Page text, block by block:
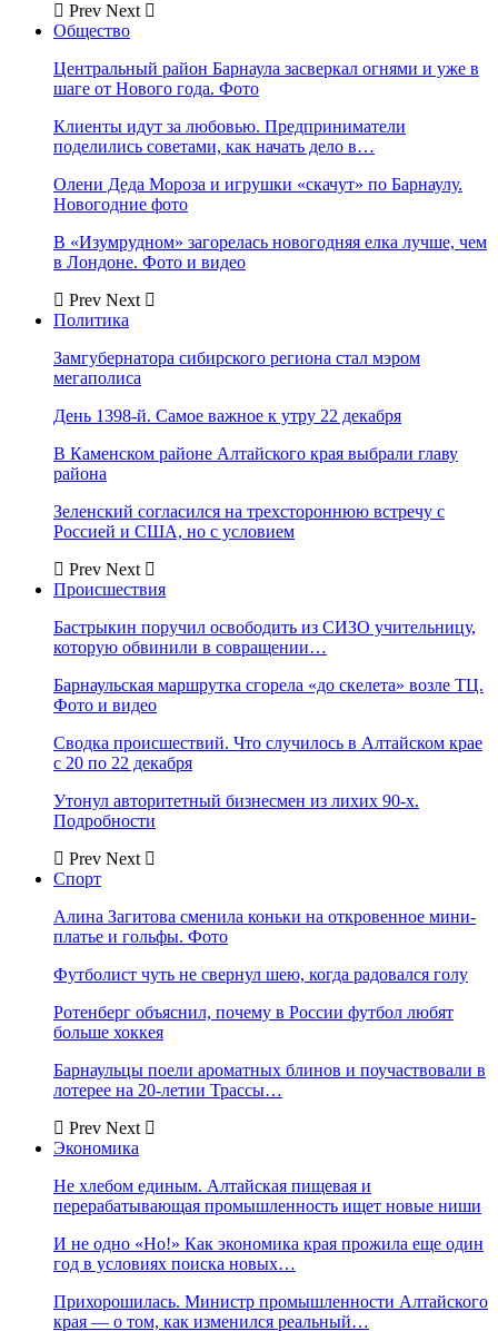
Prev Next
Общество
Центральный район Барнаула засверкал огнями и уже в
шаге от Нового года. Фото
Клиенты идут за любовью. Предприниматели
поделились советами, как начать дело в…
Олени Деда Мороза и игрушки «скачут» по Барнаулу.
Новогодние фото
В «Изумрудном» загорелась новогодняя елка лучше, чем
в Лондоне. Фото и видео
Prev Next
Политика
Замгубернатора сибирского региона стал мэром
мегаполиса
День 1398-й. Самое важное к утру 22 декабря
В Каменском районе Алтайского края выбрали главу
района
Зеленский согласился на трехстороннюю встречу с
Россией и США, но с условием
Prev Next
Происшествия
Бастрыкин поручил освободить из СИЗО учительницу,
которую обвинили в совращении…
Барнаульская маршрутка сгорела «до скелета» возле ТЦ.
Фото и видео
Сводка происшествий. Что случилось в Алтайском крае
с 20 по 22 декабря
Утонул авторитетный бизнесмен из лихих 90-х.
Подробности
Prev Next
Спорт
Алина Загитова сменила коньки на откровенное мини-
платье и гольфы. Фото
Футболист чуть не свернул шею, когда радовался голу
Ротенберг объяснил, почему в России футбол любят
больше хоккея
Барнаульцы поели ароматных блинов и поучаствовали в
лотерее на 20-летии Трассы…
Prev Next
Экономика
Не хлебом единым. Алтайская пищевая и
перерабатывающая промышленность ищет новые ниши
И не одно «Но!» Как экономика края прожила еще один
год в условиях поиска новых…
Прихорошилась. Министр промышленности Алтайского
края — о том, как изменился реальный…